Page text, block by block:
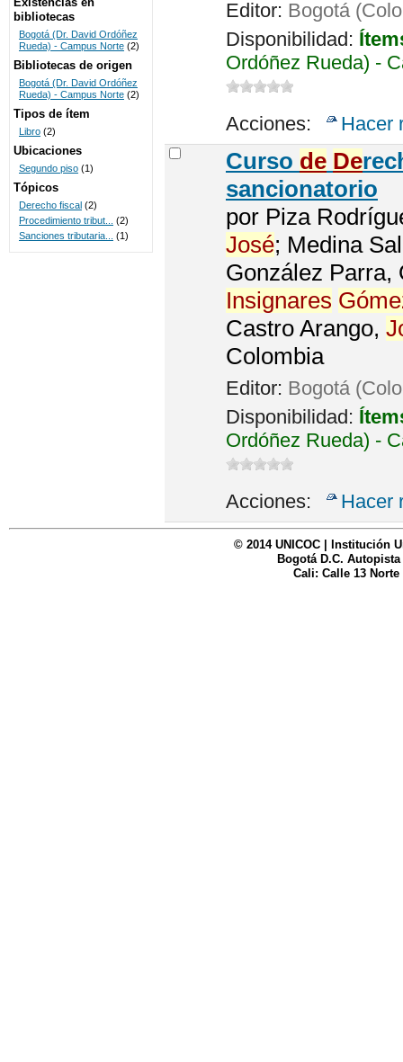
Editor: Bogotá
Disponibilidad:
Ordóñez Rueda) -
Acciones: Hacer
Curso de De
sancionatorio
por Piza
José; Medina
González
Insignares
Castro Arango,
Colombia
Editor: Bogotá
Disponibilidad:
Ordóñez Rueda) -
Acciones: Hacer
bibliotecas
Bogotá (Dr. David Ordóñez
Rueda) - Campus Norte (2)
Bibliotecas de origen
Bogotá (Dr. David Ordóñez
Rueda) - Campus Norte (2)
Tipos de ítem
Libro (2)
Ubicaciones
Segundo piso (1)
Tópicos
Derecho fiscal (2)
Procedimiento tribut...
(2)
Sanciones tributaria... (1)
© 2014 UNICOC | Institución
Bogotá D.C. Autopista
Cali: Calle 13 Norte